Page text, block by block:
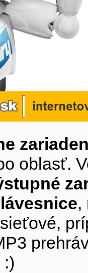
oblasť.
,
:)